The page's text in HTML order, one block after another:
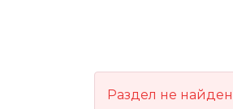
Раздел не найден